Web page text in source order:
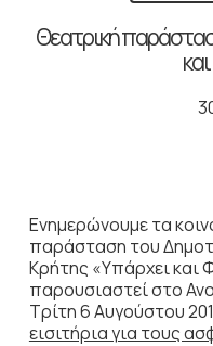
Θεατρική
Ενημερώνουμε τα
παράσταση του
Κρήτης «Υπάρχει και
παρουσιαστεί στο
Τρίτη 6 Αυγούστου
εισιτήρια για τους